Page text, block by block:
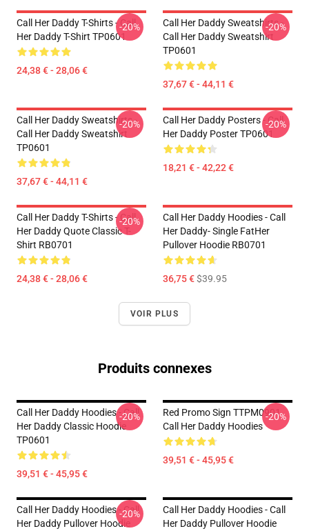
Call Her Daddy T-Shirts - Call
Her Daddy T-Shirt TP0601
24,38 € - 28,06 €
-20%
Call Her Daddy Sweatshirts -
Call Her Daddy Sweatshirt
TP0601
37,67 € - 44,11 €
-20%
Call Her Daddy Sweatshirts -
Call Her Daddy Sweatshirt
TP0601
37,67 € - 44,11 €
-20%
Call Her Daddy Posters - Call
Her Daddy Poster TP0601
18,21 € - 42,22 €
-20%
Call Her Daddy T-Shirts - Call
Her Daddy Quote Classic T-
Shirt RB0701
24,38 € - 28,06 €
-20%
Call Her Daddy Hoodies - Call
Her Daddy- Single FatHer
Pullover Hoodie RB0701
36,75 €$39.95
VOIR PLUS
Produits connexes
Call Her Daddy Hoodies - Call
Her Daddy Classic Hoodie
TP0601
39,51 € - 45,95 €
-20%
Red Promo Sign TTPM0901
Call Her Daddy Hoodies
39,51 € - 45,95 €
-20%
Call Her Daddy Hoodies - Call
Her Daddy Pullover Hoodie
-20%
Call Her Daddy Hoodies - Call
Her Daddy Pullover Hoodie